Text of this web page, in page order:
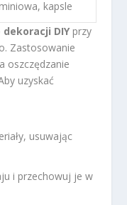
kapsle
DIY przy
Zastosowanie
oszczędzanie
uzyskać
usuwając
i przechowuj je w